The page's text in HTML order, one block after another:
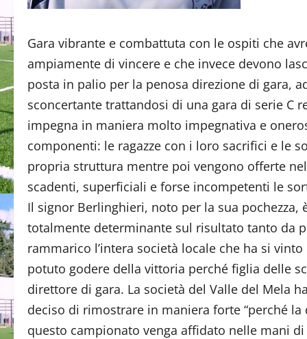
Gara vibrante e combattuta con le ospiti che
ampiamente di vincere e che invece devono
posta in palio per la penosa direzione di gara,
sconcertante trattandosi di una gara di serie C
impegna in maniera molto impegnativa e
componenti: le ragazze con i loro sacrifici e le
propria struttura mentre poi vengono offerte
scadenti, superficiali e forse incompetenti le
Il signor Berlinghieri, noto per la sua pochezza,
totalmente determinante sul risultato tanto da
rammarico l’intera società locale che ha si
potuto godere della vittoria perché figlia delle
direttore di gara. La società del Valle del Mela
deciso di rimostrare in maniera forte “perché la
questo campionato venga affidato nelle mani